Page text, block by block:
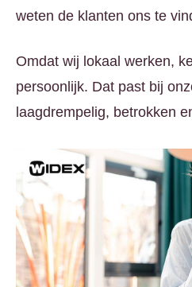
weten de klanten ons te
Omdat wij lokaal werken,
persoonlijk. Dat past bij
laagdrempelig, betrokken